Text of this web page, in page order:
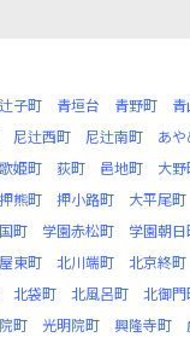
子町 青垣台 青野町 青
尼辻西町 尼辻南町 あ
歌姫町 荻町 邑地町 大
押熊町 押小路町 大平尾町
町 学園赤松町 学園朝日
東町 北川端町 北京終町
北袋町 北風呂町 北御門
町 光明院町 興隆寺町